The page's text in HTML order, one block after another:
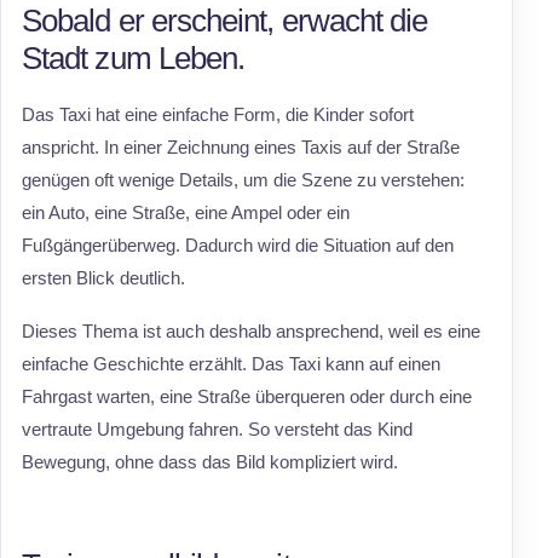
Sobald er erscheint, erwacht die
Stadt zum Leben.
Das Taxi hat eine einfache Form, die Kinder sofort
anspricht. In einer Zeichnung eines Taxis auf der Straße
genügen oft wenige Details, um die Szene zu verstehen:
ein Auto, eine Straße, eine Ampel oder ein
Fußgängerüberweg. Dadurch wird die Situation auf den
ersten Blick deutlich.
Dieses Thema ist auch deshalb ansprechend, weil es eine
einfache Geschichte erzählt. Das Taxi kann auf einen
Fahrgast warten, eine Straße überqueren oder durch eine
vertraute Umgebung fahren. So versteht das Kind
Bewegung, ohne dass das Bild kompliziert wird.